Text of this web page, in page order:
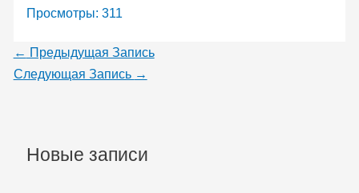
Просмотры: 311
← Предыдущая Запись
Следующая Запись →
Новые записи